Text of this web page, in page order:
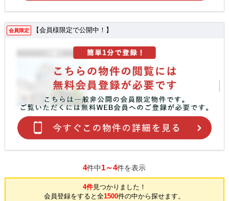
会員限定 【会員様限定で公開中！】
4件中1～4件を表示
4件見つかりました！
会員登録をすると全1500件の中から探せます。